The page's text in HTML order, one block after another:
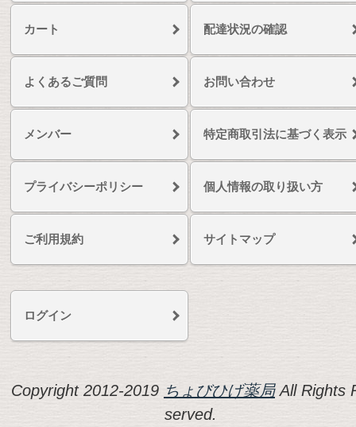
カート 配達状況の確認
よくあるご質問 お問い合わせ
メンバー 特定商取引法に基づく表示
プライバシーポリシー 個人情報の取り扱い方
ご利用規約 サイトマップ
ログイン
Copyright 2012-2019 ちょびひげ薬局All Rights
served.